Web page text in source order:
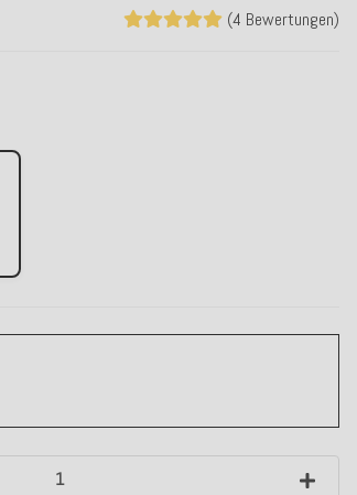
(4 Bewertungen)